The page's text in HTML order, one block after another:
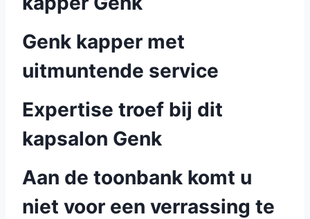
Genk kapper met
uitmuntende service
Expertise troef bij dit
kapsalon Genk
Aan de toonbank komt u
niet voor een verrassing te